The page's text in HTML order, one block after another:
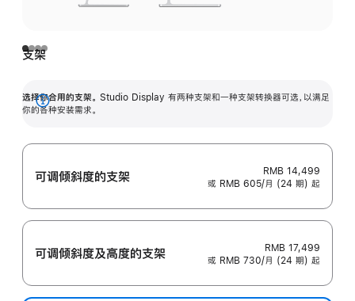
支架
选择你合用的支架。 Studio Display 有两种支架和一种支架转换器可选，以满足
你的各种安装需求。
展
可调倾斜度的支架
RMB 14,499
或 RMB 605/月 (24 期) 起
可调倾斜度及高‍度的支‍架
RMB 17,499
或 RMB 730/月 (24 期) 起